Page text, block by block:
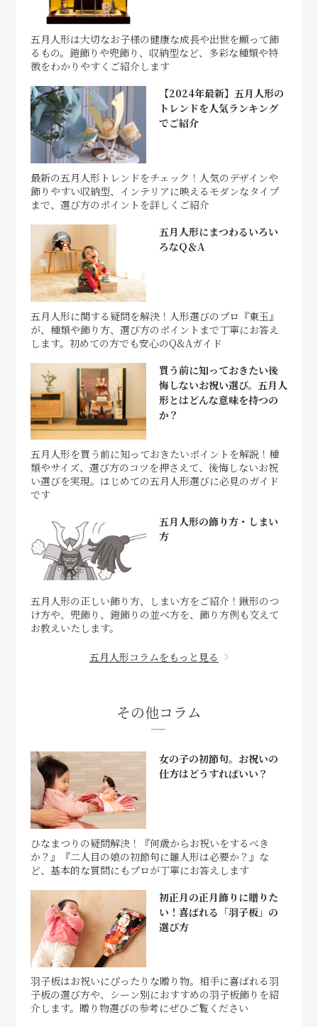
五月人形は大切なお子様の健康な成長や出世を願って飾
るもの。鎧飾りや兜飾り、収納型など、多彩な種類や特
徴をわかりやすくご紹介します
【2024年最新】五月人形の
トレンドを人気ランキング
でご紹介
最新の五月人形トレンドをチェック！人気のデザインや
飾りやすい収納型、インテリアに映えるモダンなタイプ
まで、選び方のポイントを詳しくご紹介
五月人形にまつわるいろい
ろなQ＆A
五月人形に関する疑問を解決！人形選びのプロ『東玉』
が、種類や飾り方、選び方のポイントまで丁寧にお答え
します。初めての方でも安心のQ&Aガイド
買う前に知っておきたい後
悔しないお祝い選び。五月人
形とはどんな意味を持つの
か？
五月人形を買う前に知っておきたいポイントを解説！種
類やサイズ、選び方のコツを押さえて、後悔しないお祝
い選びを実現。はじめての五月人形選びに必見のガイド
です
五月人形の飾り方・しまい
方
五月人形の正しい飾り方、しまい方をご紹介！鍬形のつ
け方や、兜飾り、鎧飾りの並べ方を、飾り方例も交えて
お教えいたします。
五月人形コラムをもっと見る
その他コラム
女の子の初節句。お祝いの
仕方はどうすればいい？
ひなまつりの疑問解決！『何歳からお祝いをするべき
か？』『二人目の娘の初節句に雛人形は必要か？』な
ど、基本的な質問にもプロが丁寧にお答えします
初正月の正月飾りに贈りた
い！喜ばれる「羽子板」の
選び方
羽子板はお祝いにぴったりな贈り物。相手に喜ばれる羽
子板の選び方や、シーン別におすすめの羽子板飾りを紹
介します。贈り物選びの参考にぜひご覧ください